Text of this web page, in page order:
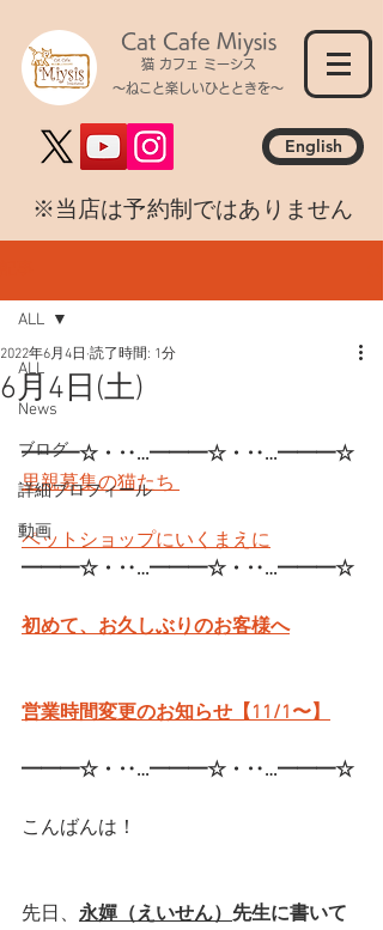
Cat Cafe Miysis
猫 カフェ ミーシス
～ねこと楽しいひとときを～
English
​※当店は予約制ではありません
ALL
News
ブログ
詳細プロフィール
動画
ALL
6月4日(土)
2022年6月4日 読了時間: 1分
━━━☆・‥…━━━☆・‥…━━━☆
里親募集の猫たち
ペットショップにいくまえに
━━━☆・‥…━━━☆・‥…━━━☆
初めて、お久しぶりのお客様へ
営業時間変更のお知らせ【11/1〜】
━━━☆・‥…━━━☆・‥…━━━☆
こんばんは！
先日、 永嬋（えいせん）先生に書いて